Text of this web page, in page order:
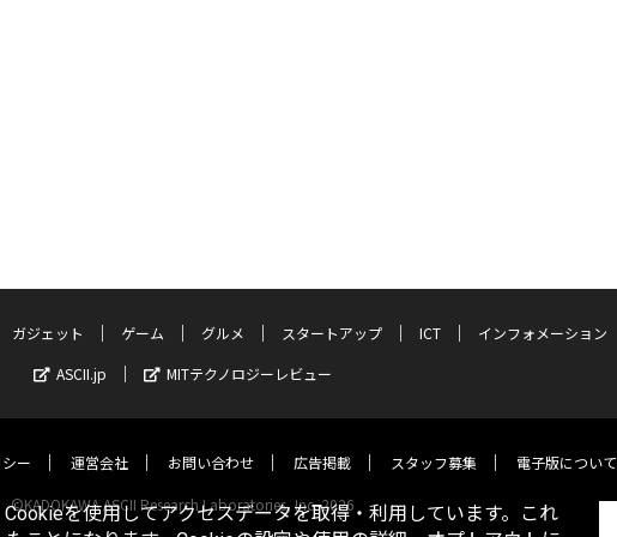
ガジェット ゲーム グルメ スタートアップ ICT
インフォメーション
ASCII.jp
MITテクノロジーレビュー
ー 運営会社 お問い合わせ 広告掲載 スタッフ募集 電子版について
©KADOKAWA ASCII Research Laboratories, Inc. 2026
を使用してアクセスデータを取得・利用しています。これ